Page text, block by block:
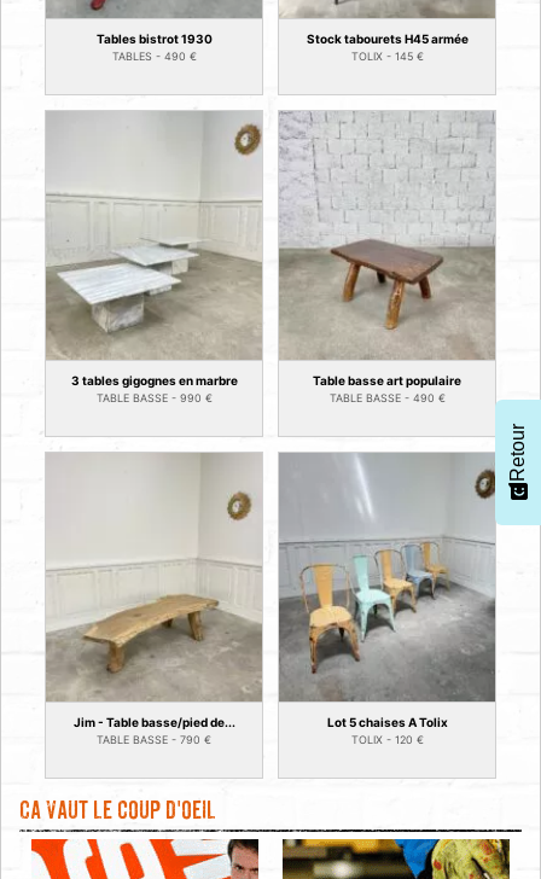
Tables bistrot 1930
TABLES - 490 €
Stock tabourets H45 armée
TOLIX - 145 €
3 tables gigognes en marbre
TABLE BASSE - 990 €
Table basse art populaire
TABLE BASSE - 490 €
Jim - Table basse/pied de...
TABLE BASSE - 790 €
Lot 5 chaises A Tolix
TOLIX - 120 €
Ca vaut le coup d'oeil
Retour